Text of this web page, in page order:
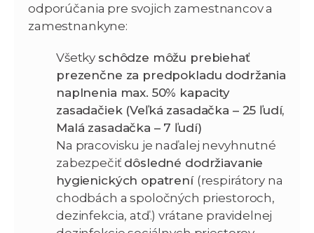
odporúčania pre svojich zamestnancov a
zamestnankyne:
Všetky schôdze môžu prebiehať
prezenčne za predpokladu dodržania
naplnenia max. 50% kapacity
zasadačiek (Veľká zasadačka – 25 ľudí,
Malá zasadačka – 7 ľudí)
Na pracovisku je naďalej nevyhnutné
zabezpečiť dôsledné dodržiavanie
hygienických opatrení (respirátory na
chodbách a spoločných priestoroch,
dezinfekcia, atď.) vrátane pravidelnej